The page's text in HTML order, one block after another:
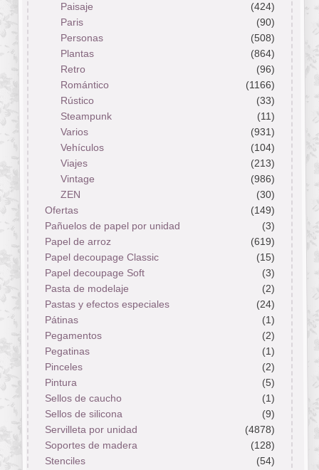
Paisaje
(424)
Paris
(90)
Personas
(508)
Plantas
(864)
Retro
(96)
Romántico
(1166)
Rústico
(33)
Steampunk
(11)
Varios
(931)
Vehículos
(104)
Viajes
(213)
Vintage
(986)
ZEN
(30)
Ofertas
(149)
Pañuelos de papel por unidad
(3)
Papel de arroz
(619)
Papel decoupage Classic
(15)
Papel decoupage Soft
(3)
Pasta de modelaje
(2)
Pastas y efectos especiales
(24)
Pátinas
(1)
Pegamentos
(2)
Pegatinas
(1)
Pinceles
(2)
Pintura
(5)
Sellos de caucho
(1)
Sellos de silicona
(9)
Servilleta por unidad
(4878)
Soportes de madera
(128)
Stenciles
(54)